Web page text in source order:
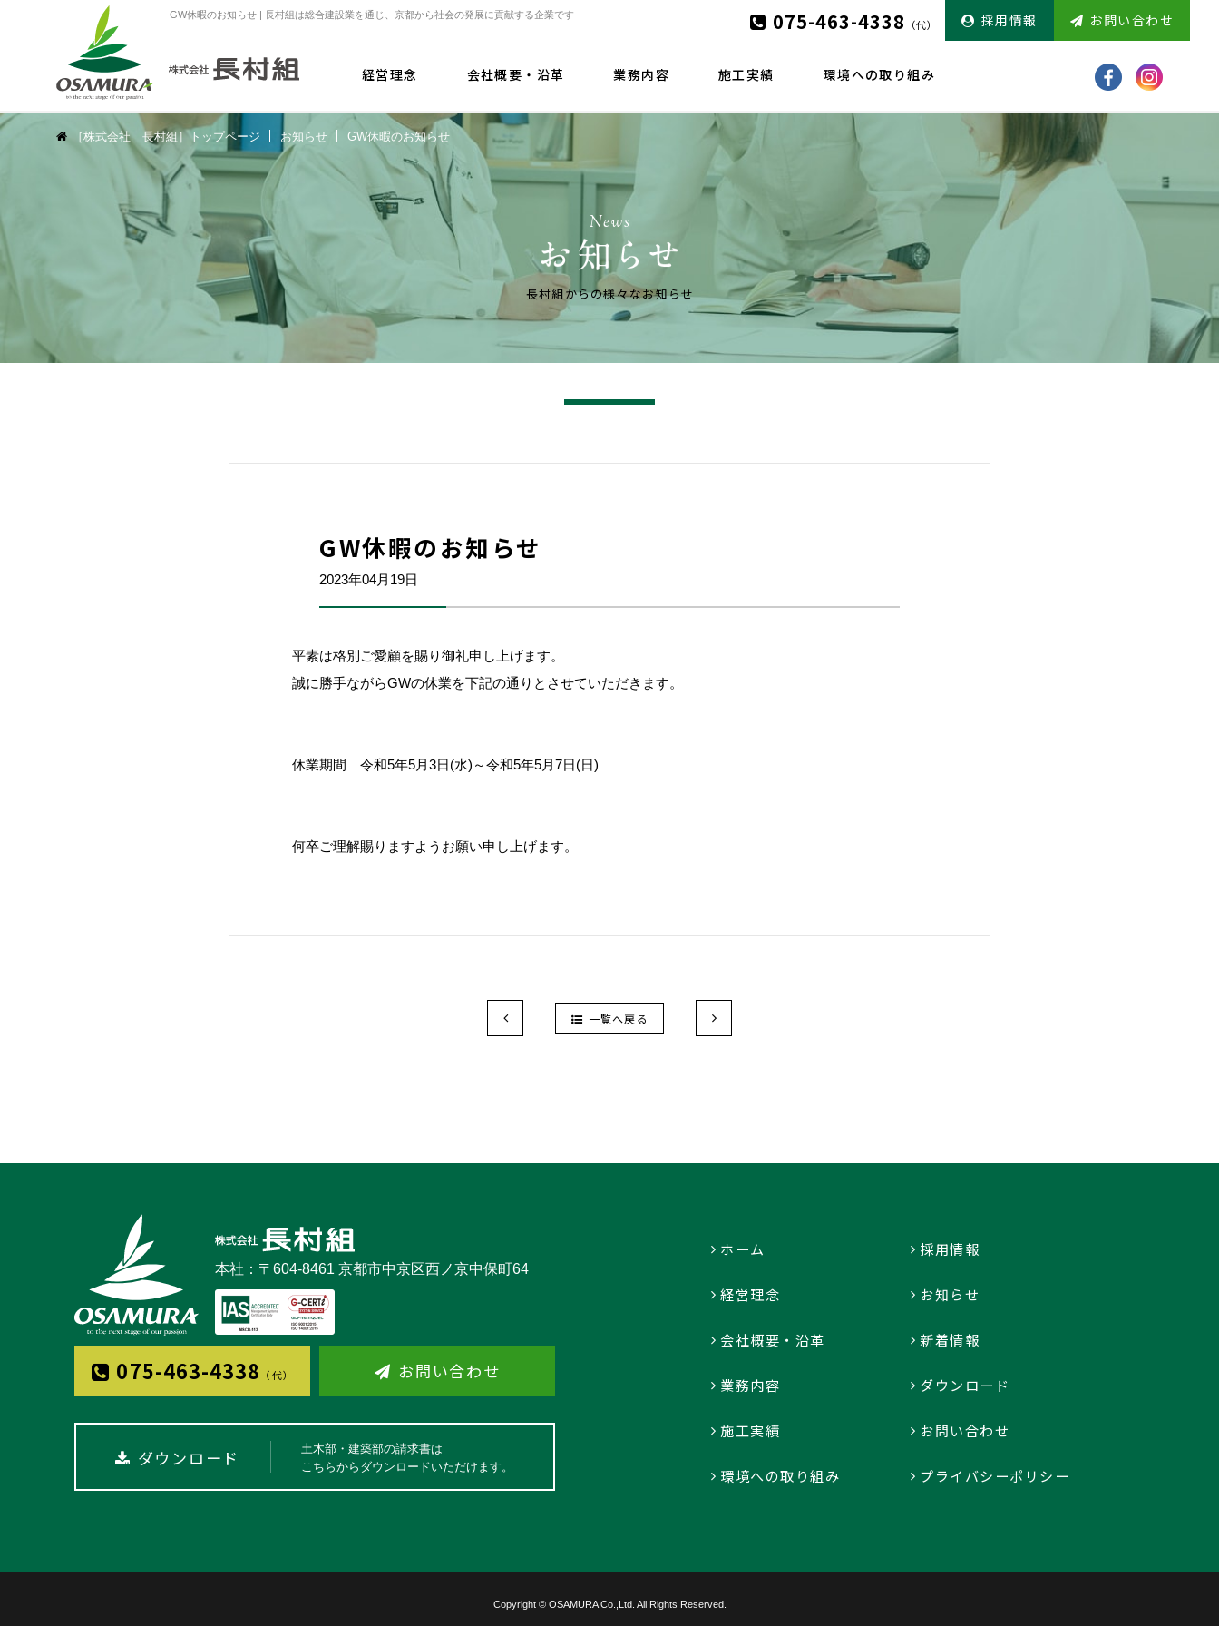
GW休暇のお知らせ | 長村組は総合建設業を通じ、京都から社会の発展に貢献する企業です
経営理念 会社概要・沿革 業務内容 施工実績 環境への取り組み
075-463-4338 （代） 採用情報 お問い合わせ
News
長村組からの様々なお知らせ
［株式会社 長村組］トップページ お知らせ GW休暇のお知らせ
GW休暇のお知らせ
2023年04月19日
平素は格別ご愛顧を賜り御礼申し上げます。
誠に勝手ながらGWの休業を下記の通りとさせていただきます。
休業期間 令和5年5月3日(水)～令和5年5月7日(日)
何卒ご理解賜りますようお願い申し上げます。
一覧へ戻る
本社：〒604-8461 京都市中京区西ノ京中保町64
075-463-4338 （代） お問い合わせ
ダウンロード
土木部・建築部の請求書は
こちらからダウンロードいただけます。
ホーム
経営理念
会社概要・沿革
業務内容
施工実績
環境への取り組み
採用情報
お知らせ
新着情報
ダウンロード
お問い合わせ
プライバシーポリシー
Copyright © OSAMURA Co.,Ltd. All Rights Reserved.